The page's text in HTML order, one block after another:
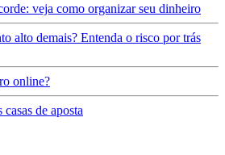
veja como organizar seu dinheiro
alto demais? Entenda o risco por trás
online?
de aposta